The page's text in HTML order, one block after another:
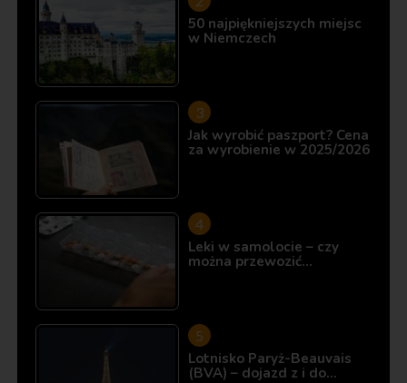
50 najpiękniejszych miejsc
w Niemczech
Jak wyrobić paszport? Cena
za wyrobienie w 2025/2026
Leki w samolocie – czy
można przewozić…
Lotnisko Paryż-Beauvais
(BVA) – dojazd z i do…